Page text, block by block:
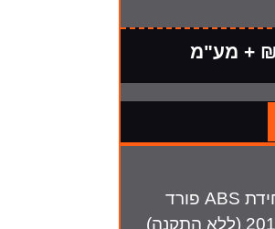
החלפת יחידת ABS פורד